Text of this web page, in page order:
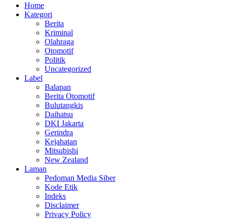
Home
Kategori
Berita
Kriminal
Olahraga
Otomotif
Politik
Uncategorized
Label
Balapan
Berita Otomotif
Bulutangkis
Daihatsu
DKI Jakarta
Gerindra
Kejahatan
Mitsubishi
New Zealand
Laman
Pedoman Media Siber
Kode Etik
Indeks
Disclaimer
Privacy Policy